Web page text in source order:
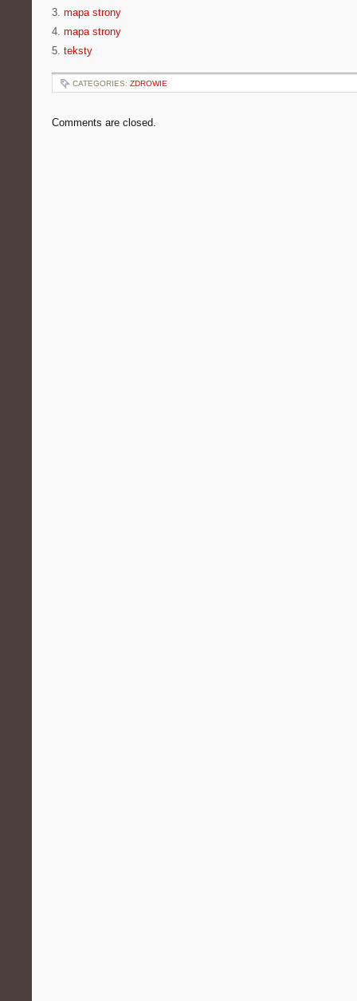
3. mapa strony
4. mapa strony
5. teksty
CATEGORIES: ZDROWIE
Comments are closed.